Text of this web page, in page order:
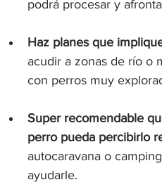
podrá procesar y
Haz planes que
acudir a zonas de río o
con perros muy
Super recomendable
perro pueda percibirlo
autocaravana o
ayudarle.